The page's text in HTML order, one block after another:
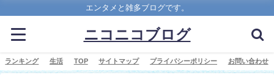
エンタメと雑多ブログです。
ニコニコブログ
ランキング 生活 TOP サイトマップ プライバシーポリシー お問い合わせ